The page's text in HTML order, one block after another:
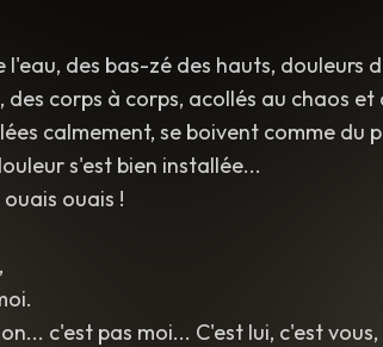
l'eau, des bas-zé des hauts, douleurs
corps à corps, acollés au chaos et
calmement, se boivent comme du
s'est bien installée...
ouais !
c'est pas moi... C'est lui, c'est